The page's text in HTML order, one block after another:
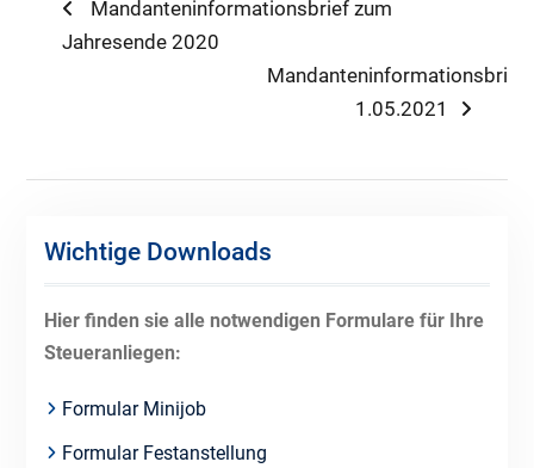
Beitragsnavigation
Previous
post:
Mandanteninformationsbrief zum
Jahresende 2020
Next
Mandanteninformationsbrief
1.05.2021
Wichtige Downloads
Hier finden sie alle notwendigen Formulare für Ihre
Steueranliegen:
Formular Minijob
Formular Festanstellung